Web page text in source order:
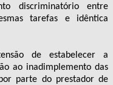
discriminatório entre
tarefas e idêntica
de estabelecer a
ao inadimplemento das
parte do prestador de